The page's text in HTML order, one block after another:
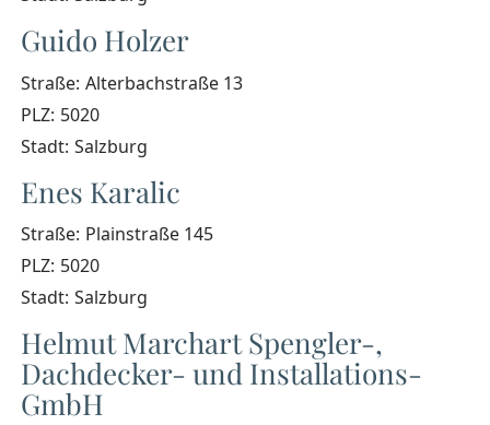
Guido Holzer
Straße: Alterbachstraße 13
PLZ: 5020
Stadt: Salzburg
Enes Karalic
Straße: Plainstraße 145
PLZ: 5020
Stadt: Salzburg
Helmut Marchart Spengler-,
Dachdecker- und Installations-
GmbH